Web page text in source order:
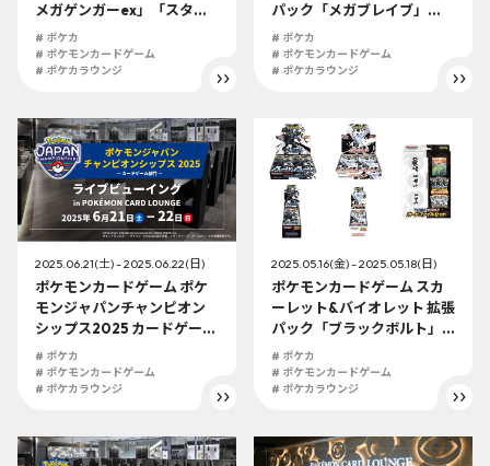
メガゲンガーex」「スター
ターセットMEGA メガディ
アンシーex」 抽選販売
# ポケカ
# ポケモンカードゲーム
# ポケカラウンジ
パック「メガブレイブ」
「メガシンフォニア」関連
商品 抽選販売
# ポケカ
# ポケモンカードゲーム
# ポケカラウンジ
2025.06.21(土) - 2025.06.22(日)
ポケモンカードゲーム ポケ
モンジャパンチャンピオン
シップス2025 カードゲーム
部門 ライブビューイング実
施！
# ポケカ
# ポケモンカードゲーム
# ポケカラウンジ
2025.05.16(金) - 2025.05.18(日)
ポケモンカードゲーム スカ
ーレット&バイオレット 拡張
パック「ブラックボルト」
「ホワイトフレア」関連商
品 抽選販売,ポケモンカード
ゲーム販売
# ポケカ
# ポケモンカードゲーム
# ポケカラウンジ